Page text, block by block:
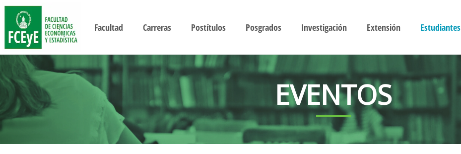
Facultad Carreras Postítulos Posgrados Investigación Extensión Estudiantes
EVENTOS